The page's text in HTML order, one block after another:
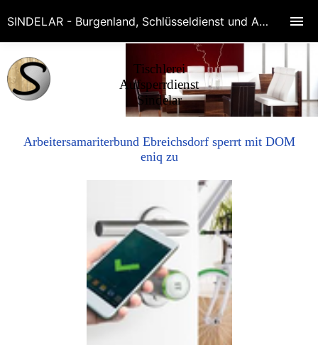
Tischlerei
Aufsperrdienst
Sindelar
Arbeitersamariterbund Ebreichsdorf sperrt mit DOM
eniq zu
SINDELAR - Burgenland, Schlüsseldienst und Aufperrdienste in Eisenstadt, Wr.Neustadt, Baden, Schwechat, Bruck, Mödling! Rufen Sie 0676-75 64 780